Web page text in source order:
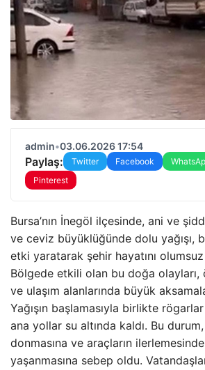
admin•03.06.2026 17:54
Paylaş: Twitter Facebook
Pinterest
Bursa’nın İnegöl ilçesinde, ani ve
ve ceviz büyüklüğünde dolu yağışı,
etki yaratarak şehir hayatını
Bölgede etkili olan bu doğa
ve ulaşım alanlarında büyük
Yağışın başlamasıyla birlikte
ana yollar su altında kaldı. Bu
donmasına ve araçların
yaşanmasına sebep oldu.